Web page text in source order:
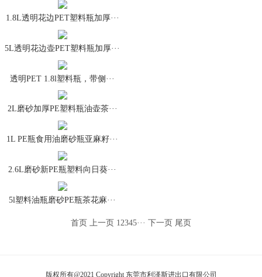
1.8L透明花边PET塑料瓶加厚···
5L透明花边壶PET塑料瓶加厚···
透明PET 1.8l塑料瓶，带侧···
2L磨砂加厚PE塑料瓶油壶茶···
1L PE瓶食用油磨砂瓶亚麻籽···
2.6L磨砂新PE瓶塑料向日葵···
5l塑料油瓶磨砂PE瓶茶花麻···
首页 上一页 12345··· 下一页 尾页
版权所有@2021 Copyright 东莞市利泽斯进出口有限公司